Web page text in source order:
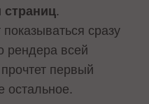
страниц.
сразу
рендера всей
первый
остальное.